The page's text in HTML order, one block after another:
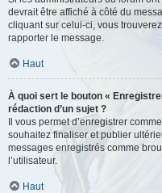
devrait être affiché à côté du
cliquant sur celui-ci, vous
rapporter le message.
Haut
À quoi sert le bouton «
rédaction d’un sujet ?
Il vous permet d’enregistrer
souhaitez finaliser et publier
messages enregistrés comme
l’utilisateur.
Haut